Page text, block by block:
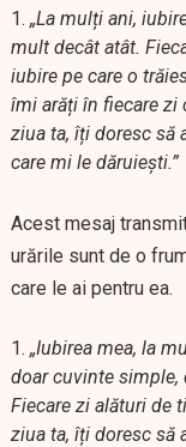
„La mulți ani,
mult decât atât.
iubire pe care o
îmi arăți în fiecare zi
ziua ta, îți doresc să
care mi le dăruiești.”
Acest mesaj
urările sunt de o
care le ai pentru ea.
„Iubirea mea, la
doar cuvinte simple,
Fiecare zi alături de
ziua ta, îți doresc să